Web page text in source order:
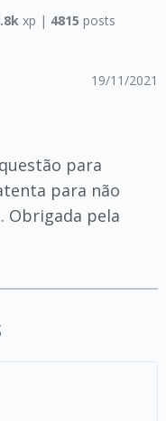
xp | 4815 posts
19/11/2021
para
para não
Obrigada pela